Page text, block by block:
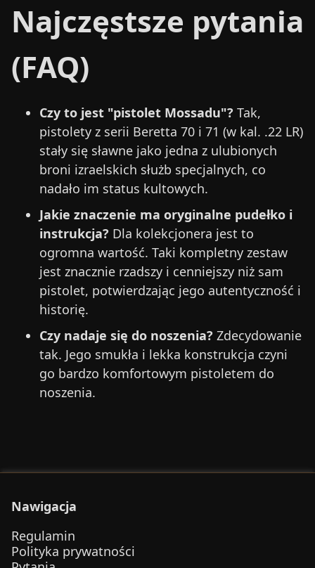
Najczęstsze pytania
(FAQ)
Czy to jest "pistolet Mossadu"? Tak,
pistolety z serii Beretta 70 i 71 (w kal. .22 LR)
stały się sławne jako jedna z ulubionych
broni izraelskich służb specjalnych, co
nadało im status kultowych.
Jakie znaczenie ma oryginalne pudełko i
instrukcja? Dla kolekcjonera jest to
ogromna wartość. Taki kompletny zestaw
jest znacznie rzadszy i cenniejszy niż sam
pistolet, potwierdzając jego autentyczność i
historię.
Czy nadaje się do noszenia? Zdecydowanie
tak. Jego smukła i lekka konstrukcja czyni
go bardzo komfortowym pistoletem do
noszenia.
Nawigacja
Regulamin
Polityka prywatności